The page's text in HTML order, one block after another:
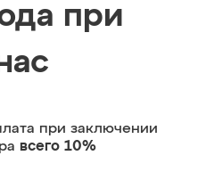
при
при заключении
всего 10%